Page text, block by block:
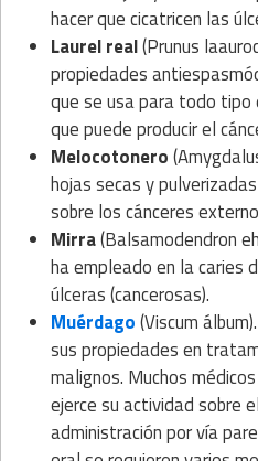
hacer que cicatricen las
Laurel real(Prunus
propiedades
que se usa para todo
que puede producir el
Melocotonero
hojas secas y
sobre los cánceres
Mirra(Balsamodendron
ha empleado en la caries
úlceras (cancerosas).
Muérdago(Viscum
sus propiedades en
malignos. Muchos
ejerce su actividad sobre
administración por vía